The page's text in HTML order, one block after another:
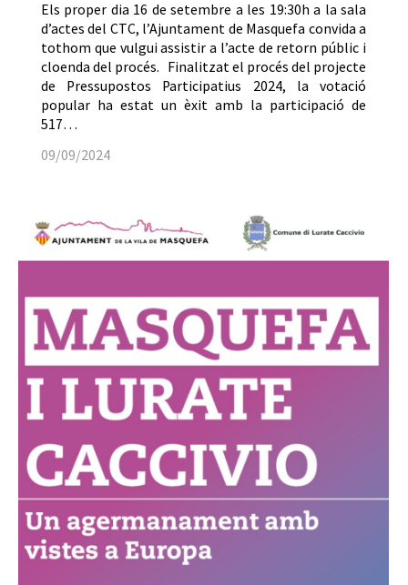
Els proper dia 16 de setembre a les 19:30h a la sala
d’actes del CTC, l’Ajuntament de Masquefa convida a
tothom que vulgui assistir a l’acte de retorn públic i
cloenda del procés. Finalitzat el procés del projecte
de Pressupostos Participatius 2024, la votació
popular ha estat un èxit amb la participació de
517…
09/09/2024